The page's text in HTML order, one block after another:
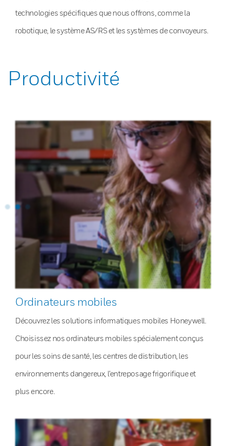
technologies spécifiques que nous offrons, comme la
robotique, le système AS/RS et les systèmes de convoyeurs.
Productivité
Ordinateurs mobiles
Découvrez les solutions informatiques mobiles Honeywell.
Choisissez nos ordinateurs mobiles spécialement conçus
pour les soins de santé, les centres de distribution, les
environnements dangereux, l’entreposage frigorifique et
plus encore.